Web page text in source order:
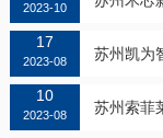
2023-10
目第一阶
17
2023-08 苏州凯为
10
2023-08 苏州索菲